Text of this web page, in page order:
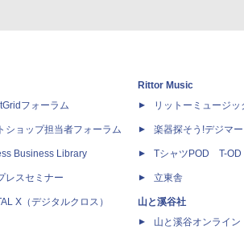
フォーラム
ショップ担当者フォーラム
Business Library
レスセミナー
X（デジタルクロス）
Rittor Music
リットーミュージッ
楽器探そう!デジマー
TシャツPOD T-OD
立東舎
山と溪谷社
山と溪谷オンライン